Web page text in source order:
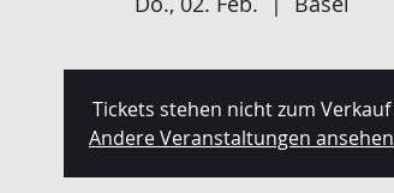
Tickets stehen nicht zum Verkauf
Andere Veranstaltungen ansehen